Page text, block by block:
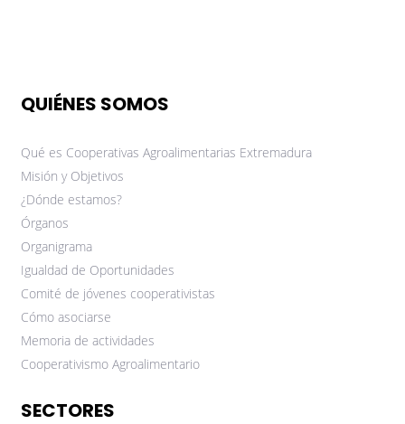
QUIÉNES SOMOS
Qué es Cooperativas Agroalimentarias Extremadura
Misión y Objetivos
¿Dónde estamos?
Órganos
Organigrama
Igualdad de Oportunidades
Comité de jóvenes cooperativistas
Cómo asociarse
Memoria de actividades
Cooperativismo Agroalimentario
SECTORES